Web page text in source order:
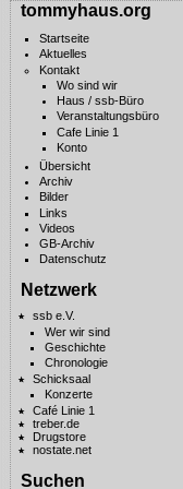
tommyhaus.org
Startseite
Aktuelles
Kontakt
Wo sind wir
Haus / ssb-Büro
Veranstaltungsbüro
Cafe Linie 1
Konto
Übersicht
Archiv
Bilder
Links
Videos
GB-Archiv
Datenschutz
Netzwerk
ssb e.V.
Wer wir sind
Geschichte
Chronologie
Schicksaal
Konzerte
Café Linie 1
treber.de
Drugstore
nostate.net
Suchen